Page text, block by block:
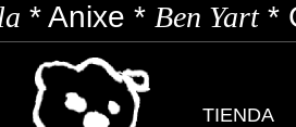
*Anixe*Ben Yart*
TIENDA